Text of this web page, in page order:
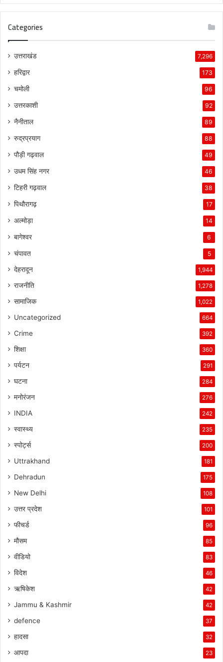
Categories
उत्तराखंड 7,296
हरिद्वार 173
चमोली 96
उत्तरकाशी 92
नैनीताल 89
रुद्रप्रयाग 88
पौड़ी गढ़वाल 49
उधम सिंह नगर 46
टिहरी गढ़वाल 38
पिथौरागढ़ 17
अल्मोड़ा 14
बागेश्वर 6
चंपावत 5
देहरादून 1,944
राजनीति 1,278
सामाजिक 1,022
Uncategorized 664
Crime 392
शिक्षा 360
पर्यटन 291
घटना 284
मनोरंजन 276
INDIA 242
स्वास्थ्य 235
स्पोर्ट्स 200
Uttrakhand 181
Dehradun 175
New Delhi 108
उत्तर प्रदेश 101
फीचर्ड 96
मौसम 85
वीडियो 83
विदेश 46
ऋषिकेश 42
Jammu & Kashmir 42
defence 37
हादसा 32
आपदा 23